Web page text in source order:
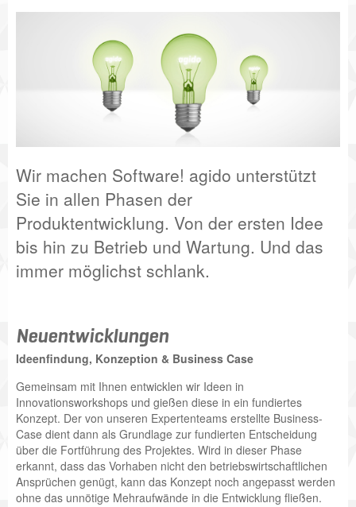
Wir machen Software! agido unterstützt
Sie in allen Phasen der
Produktentwicklung. Von der ersten Idee
bis hin zu Betrieb und Wartung. Und das
immer möglichst schlank.
Neuentwicklungen
Ideenfindung, Konzeption & Business Case
Gemeinsam mit Ihnen entwicklen wir Ideen in
Innovationsworkshops und gießen diese in ein fundiertes
Konzept. Der von unseren Expertenteams erstellte Business-
Case dient dann als Grundlage zur fundierten Entscheidung
über die Fortführung des Projektes. Wird in dieser Phase
erkannt, dass das Vorhaben nicht den betriebswirtschaftlichen
Ansprüchen genügt, kann das Konzept noch angepasst werden
ohne das unnötige Mehraufwände in die Entwicklung fließen.